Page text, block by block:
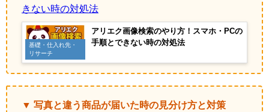
きない時の対処法
基礎・仕入れ先・
リサーチ
アリエク画像検索のやり方！スマホ・PCの
手順とできない時の対処法
▼ 写真と違う商品が届いた時の見分け方と対策